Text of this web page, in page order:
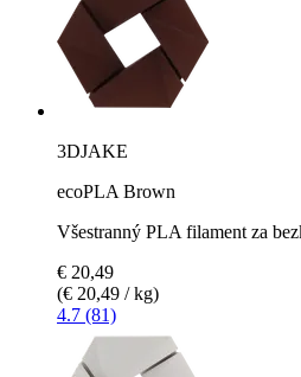
3DJAKE
ecoPLA Brown
Všestranný PLA filament za
€ 20,49
(€ 20,49 / kg)
4.7 (81)